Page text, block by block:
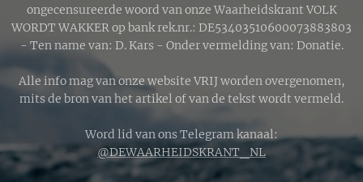
ongecensureerde woord van onze Waarheidskrant VOLK
WORDT WAKKER op bank rek.nr.: DE53403510600073883803
- Ten name van: D. Kars - Onder vermelding van: Donatie.
Alle info mag van onze website VRIJ worden overgenomen,
mits de bron van het artikel of van de tekst wordt vermeld.
Word lid van ons Telegram kanaal:
@DEWAARHEIDSKRANT_NL